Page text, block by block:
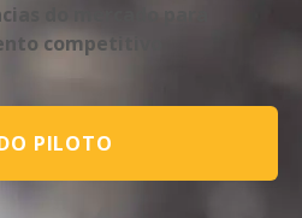
do mercado para
competitivo
PILOTO